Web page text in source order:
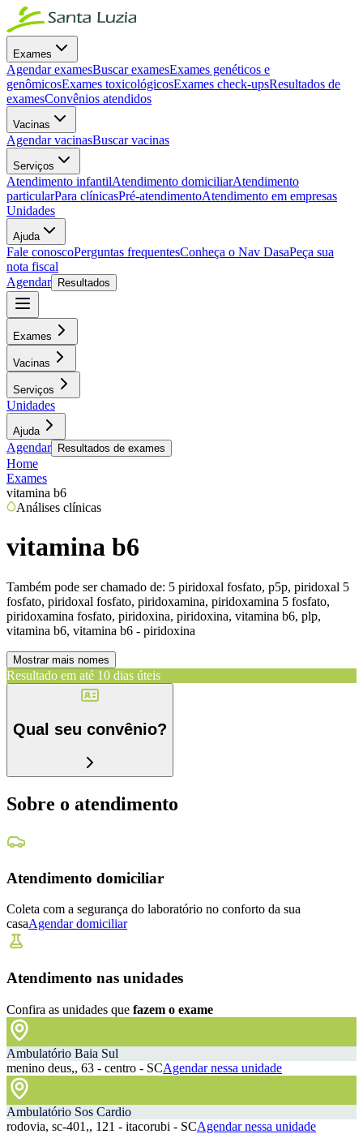
Exames
Agendar examesBuscar examesExames genéticos e
genômicosExames toxicológicosExames check-upsResultados de
examesConvênios atendidos
Vacinas
Agendar vacinasBuscar vacinas
Serviços
Atendimento infantilAtendimento domiciliarAtendimento
particularPara clínicasPré-atendimentoAtendimento em empresas
Unidades
Ajuda
Fale conoscoPerguntas frequentesConheça o Nav DasaPeça sua
nota fiscal
Agendar
Resultados
Exames
Vacinas
Serviços
Unidades
Ajuda
Agendar Resultados de exames
Home
Exames
vitamina b6
Análises clínicas
vitamina b6
Também pode ser chamado de: 5 piridoxal fosfato, p5p, piridoxal 5
fosfato, piridoxal fosfato, piridoxamina, piridoxamina 5 fosfato,
piridoxamina fosfato, piridoxina, piridoxina, vitamina b6, plp,
vitamina b6, vitamina b6 - piridoxina
Mostrar mais nomes
Resultado em até 10 dias úteis
Qual seu convênio?
Sobre o atendimento
Atendimento domiciliar
Coleta com a segurança do laboratório no conforto da sua
casaAgendar domiciliar
Atendimento nas unidades
Confira as unidades que fazem o exame
Ambulatório Baia Sul
menino deus,, 63 - centro - SCAgendar nessa unidade
Ambulatório Sos Cardio
rodovia, sc-401,, 121 - itacorubi - SCAgendar nessa unidade